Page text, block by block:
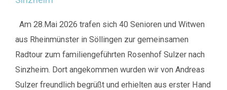
Am 28.Mai 2026 trafen sich 40 Senioren und Witwen
aus Rheinmünster in Söllingen zur gemeinsamen
Radtour zum familiengeführten Rosenhof Sulzer nach
Sinzheim. Dort angekommen wurden wir von Andreas
Sulzer freundlich begrüßt und erhielten aus erster Hand